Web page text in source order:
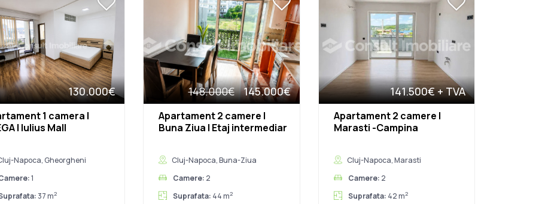
130.000€
1 camera |
| Iulius Mall
Napoca, Gheorgheni
1
37 m2
145.000€
148.000€
Apartament 2 camere |
Buna Ziua | Etaj intermediar
Cluj-Napoca, Buna-Ziua
Camere: 2
Suprafata: 44 m2
141.500€+ TVA
Apartament 2 camere |
Marasti -Campina
Cluj-Napoca, Marasti
Camere: 2
Suprafata: 42 m2